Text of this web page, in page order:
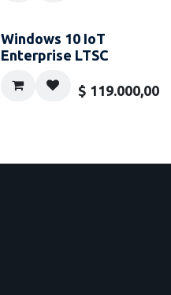
Windows 10 IoT
Enterprise LTSC
$ 119.000,00